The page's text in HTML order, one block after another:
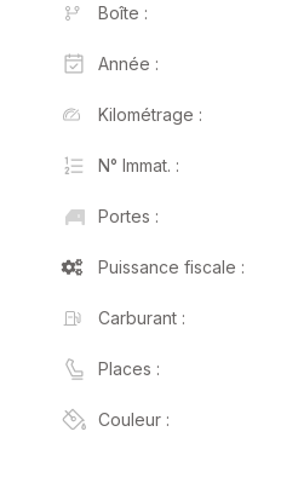
Boîte :
Année :
Kilométrage :
N° Immat. :
Portes :
Puissance fiscale :
Carburant :
Places :
Couleur :